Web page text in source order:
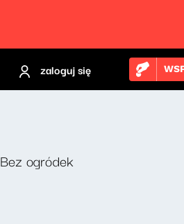
zaloguj się
Bez ogródek